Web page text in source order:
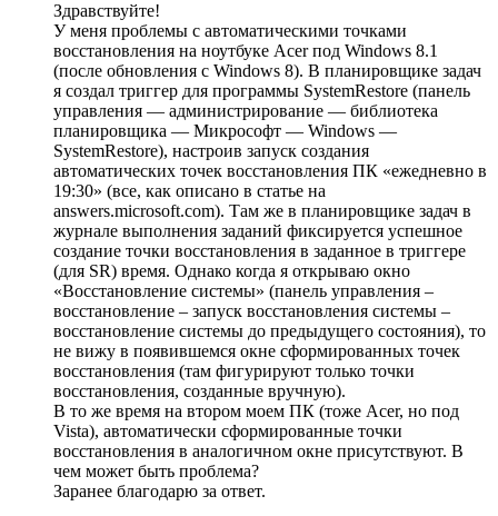
Здравствуйте!
У меня проблемы с автоматическими точками
восстановления на ноутбуке Acer под Windows 8.1
(после обновления с Windows 8). В планировщике задач
я создал триггер для программы SystemRestore (панель
управления — администрирование — библиотека
планировщика — Микрософт — Windows —
SystemRestore), настроив запуск создания
автоматических точек восстановления ПК «ежедневно в
19:30» (все, как описано в статье на
answers.microsoft.com). Там же в планировщике задач в
журнале выполнения заданий фиксируется успешное
создание точки восстановления в заданное в триггере
(для SR) время. Однако когда я открываю окно
«Восстановление системы» (панель управления –
восстановление – запуск восстановления системы –
восстановление системы до предыдущего состояния), то
не вижу в появившемся окне сформированных точек
восстановления (там фигурируют только точки
восстановления, созданные вручную).
В то же время на втором моем ПК (тоже Acer, но под
Vista), автоматически сформированные точки
восстановления в аналогичном окне присутствуют. В
чем может быть проблема?
Заранее благодарю за ответ.